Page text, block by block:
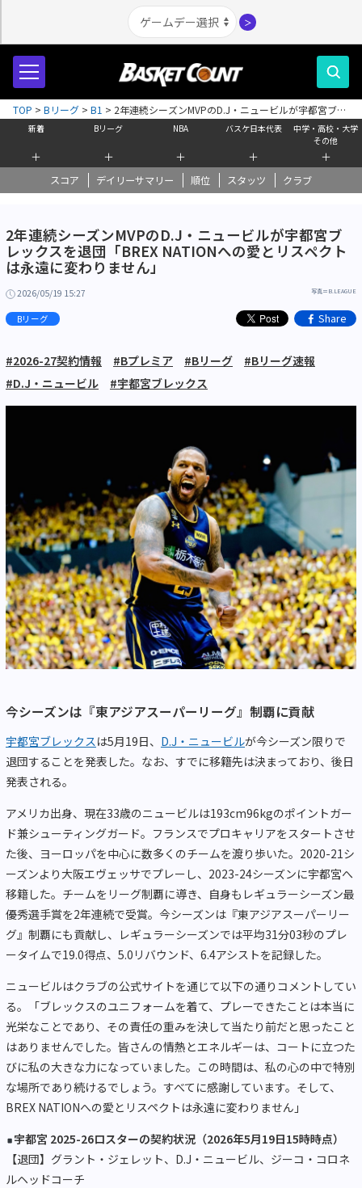
＞
新着
＋
Bリーグ
＋
NBA
＋
バスケ日本代表
＋
中学・高校・大学
その他
＋
スコア デイリーサマリー 順位 スタッツ クラブ
TOP > Bリーグ > B1 > 2年連続シーズンMVPのD.J・ニュービルが宇都宮ブレ
ックスを退団「BREX NATIONへの愛とリスペクトは永遠に変わりません」
2年連続シーズンMVPのD.J・ニュービルが宇都宮ブ
レックスを退団「BREX NATIONへの愛とリスペクト
は永遠に変わりません」
2026/05/19 15:27 写真＝B.LEAGUE
Bリーグ Share
#2026-27契約情報 #Bプレミア #Bリーグ
#Bリーグ速報
#D.J・ニュービル
#宇都宮ブレックス
今シーズンは『東アジアスーパーリーグ』制覇に貢献
宇都宮ブレックス は5月19日、 D.J・ニュービルが今シーズン限りで
退団することを発表した。なお、すでに移籍先は決まっており、後日
発表される。
アメリカ出身、現在33歳のニュービルは193cm96kgのポイントガー
ド兼シューティングガード。フランスでプロキャリアをスタートさせ
た後、ヨーロッパを中心に数多くのチームを渡り歩いた。2020-21シ
ーズンより大阪エヴェッサでプレーし、2023-24シーズンに宇都宮へ
移籍した。チームをリーグ制覇に導き、自身もレギュラーシーズン最
優秀選手賞を2年連続で受賞。今シーズンは『東アジアスーパーリー
グ』制覇にも貢献し、レギュラーシーズンでは平均31分03秒のプレ
ータイムで19.0得点、5.0リバウンド、6.4アシストを記録した。
ニュービルはクラブの公式サイトを通じて以下の通りコメントしてい
る。「ブレックスのユニフォームを着て、プレーできたことは本当に
光栄なことであり、その責任の重みを決して当たり前だと思ったこと
はありませんでした。皆さんの情熱とエネルギーは、コートに立つた
びに私の大きな力になっていました。この時間は、私の心の中で特別
な場所であり続けるでしょう。すべてに感謝しています。そして、
BREX NATIONへの愛とリスペクトは永遠に変わりません」
宇都宮 2025-26ロスターの契約状況（2026年5月19日15時時点）
【退団】グラント・ジェレット、D.J・ニュービル、ジーコ・コロネ
ルヘッドコーチ